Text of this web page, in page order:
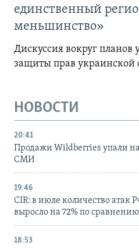
единственный
меньшинство»
Дискуссия вокруг планов
защиты прав
НОВОСТИ
20:41
Продажи Wildberries упали
СМИ
19:46
CIR: в июле количество атак
выросло на 72% по
18:53